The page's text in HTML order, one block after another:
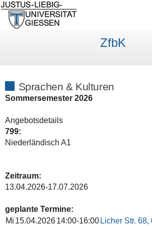
ZfbK
Sprachen & Kulturen
Sommersemester 2026
Angebotsdetails
799:
Niederländisch A1
Zeitraum:
13.04.2026-17.07.2026
geplante Termine:
Mi 15.04.2026 14:00-16:00 Licher Str. 68,